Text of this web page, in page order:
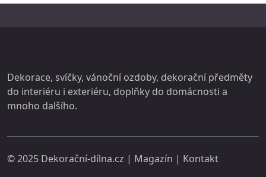
Dekorace, svíčky, vánoční ozdoby, dekorační předměty
do interiéru i exteriéru, doplňky do domácnosti a
mnoho dalšího.
© 2025 Dekorační-dílna.cz | Magazín | Kontakt